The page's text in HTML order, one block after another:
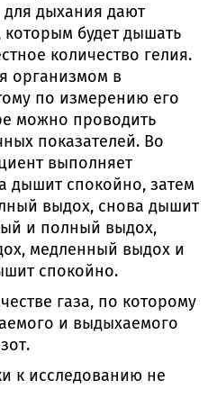
дыхания дают
которым будет дышать
количество гелия.
организмом в
по измерению его
можно проводить
показателей. Во
выполняет
дышит спокойно, затем
выдох, снова дышит
и полный выдох,
медленный выдох и
спокойно.
газа, по которому
и выдыхаемого
к исследованию не